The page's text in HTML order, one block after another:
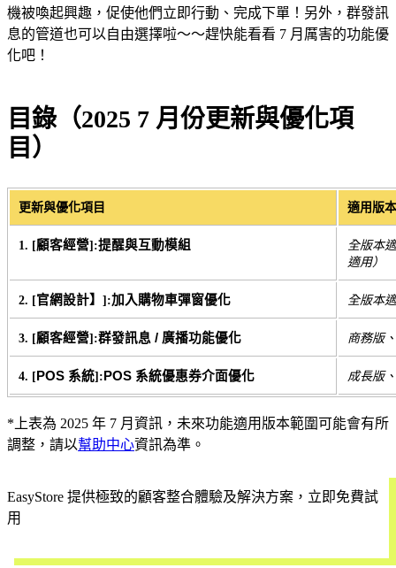
機被喚起興趣，促使他們立即行動、完成下單！另外，群發訊
息的管道也可以自由選擇啦～～趕快能看看 7 月厲害的功能優
化吧！
目錄（2025 7 月份更新與優化項
目）
更新與優化項目 適用版本
1. [顧客經營]:提醒與互動模組
全版本
適用）
2. [官網設計】 ]:加入購物車彈窗優化 全版本
3. [顧客經營]:群發訊息 / 廣播功能優化 商務版
4. [ POS 系統]: POS 系統優惠券介面優化 成長版
*上表為 2025 年 7 月資訊，未來功能適用版本範圍可能會有所
調整，請以幫助中心資訊為準。
EasyStore 提供極致的顧客整合體驗及解決方案，立即免費試
用